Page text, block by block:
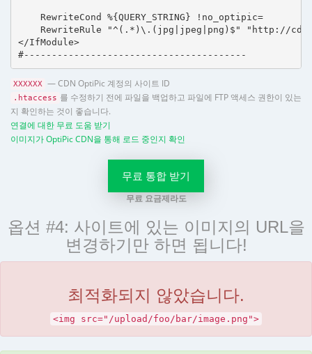
    RewriteCond %{QUERY_STRING} !no_optipic=
RewriteRule "^(.*)\.(jpg|jpeg|png)$" "http://
</IfModule>
#----------------------------------------
XXXXXX — CDN OptiPic 계정의 사이트 ID
.htaccess 를 수정하기 전에 파일을 백업하고 파일에 FTP 액세스 권한이 있는
지 확인하는 것이 좋습니다.
연결에 대한 무료 도움 받기
이미지가 OptiPic CDN을 통해 로드 중인지 확인
무료 통합 받기
무료 요금제라도
옵션 #4: 사이트에 있는 이미지의 URL을
변경하기만 하면 됩니다!
최적화되지 않았습니다.
<img src="/upload/foo/bar/image.png">